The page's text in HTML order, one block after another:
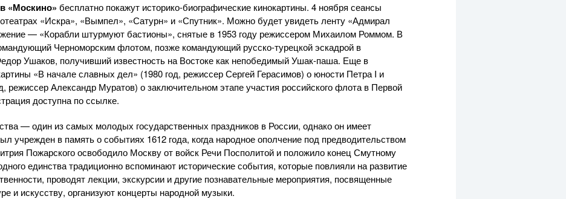
«Москино» бесплатно покажут историко-биографические кинокартины. 4 ноября сеансы
«Искра», «Вымпел», «Сатурн» и «Спутник». Можно будет увидеть ленту «Адмирал
— «Корабли штурмуют бастионы», снятые в 1953 году режиссером Михаилом Роммом. В
Черноморским флотом, позже командующий русско-турецкой эскадрой в
Ушаков, получивший известность на Востоке как непобедимый Ушак-паша. Еще в
«В начале славных дел» (1980 год, режиссер Сергей Герасимов) о юности Петра I и
режиссер Александр Муратов) о заключительном этапе участия российского флота в Первой
доступна по ссылке.
— один из самых молодых государственных праздников в России, однако он имеет
учрежден в память о событиях 1612 года, когда народное ополчение под предводительством
Пожарского освободило Москву от войск Речи Посполитой и положило конец Смутному
единства традиционно вспоминают исторические события, которые повлияли на развитие
проводят лекции, экскурсии и другие познавательные мероприятия, посвященные
и искусству, организуют концерты народной музыки.